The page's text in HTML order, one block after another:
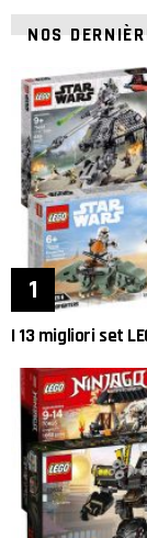
NOS
I 13 migliori set